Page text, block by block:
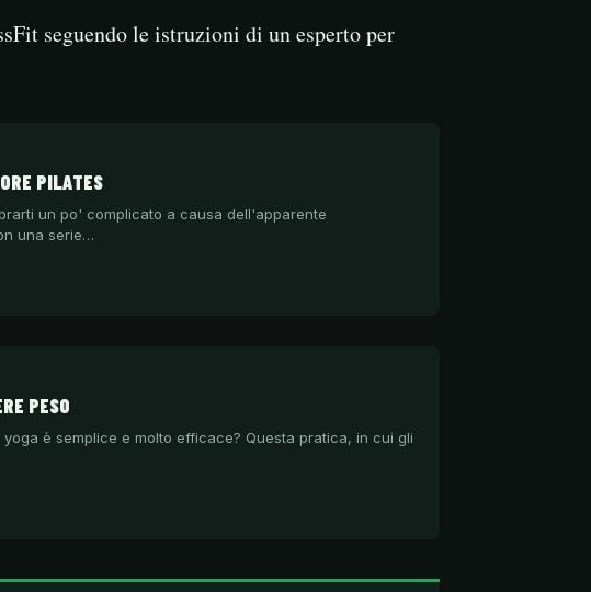
seguendo le istruzioni di un esperto per
PILATES
un po' complicato a causa dell'apparente
una serie…
PESO
è semplice e molto efficace? Questa pratica, in cui gli